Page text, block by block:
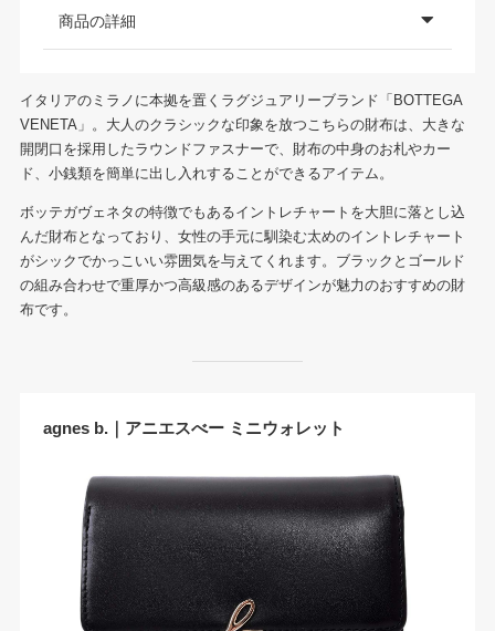
商品の詳細
イタリアのミラノに本拠を置くラグジュアリーブランド「BOTTEGA
VENETA」。大人のクラシックな印象を放つこちらの財布は、大きな
開閉口を採用したラウンドファスナーで、財布の中身のお札やカー
ド、小銭類を簡単に出し入れすることができるアイテム。
ボッテガヴェネタの特徴でもあるイントレチャートを大胆に落とし込
んだ財布となっており、女性の手元に馴染む太めのイントレチャート
がシックでかっこいい雰囲気を与えてくれます。ブラックとゴールド
の組み合わせで重厚かつ高級感のあるデザインが魅力のおすすめの財
布です。
agnes b.｜アニエスべー ミニウォレット